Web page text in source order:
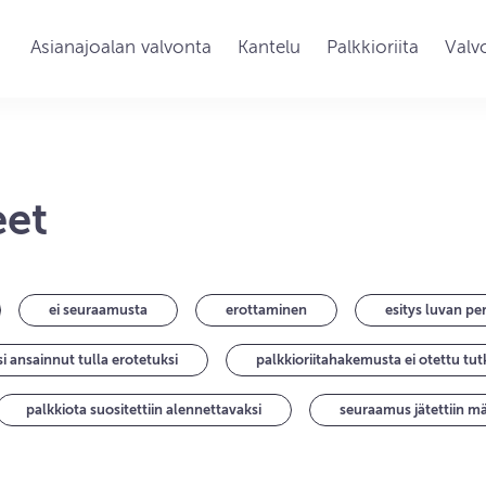
Asianajoalan valvonta Kantelu Palkkioriita
ei seuraamusta erottaminen esitys luvan
ansainnut tulla erotetuksi palkkioriitahakemusta ei otettu
palkkiota suositettiin alennettavaksi seuraamus jätettiin